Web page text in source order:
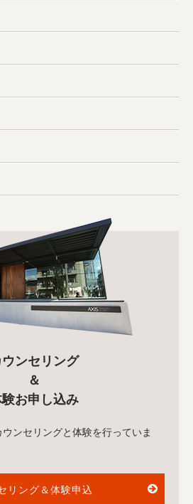
ウンセリング
＆
お申し込み
ンセリングと体験を行っていま
リング＆体験申込